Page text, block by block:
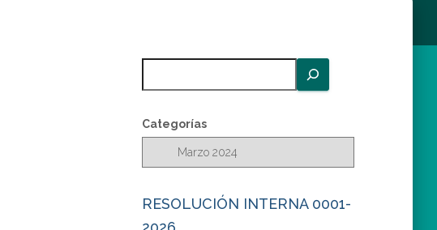
c
a
Categorías
RESOLUCIÓN INTERNA 0001-